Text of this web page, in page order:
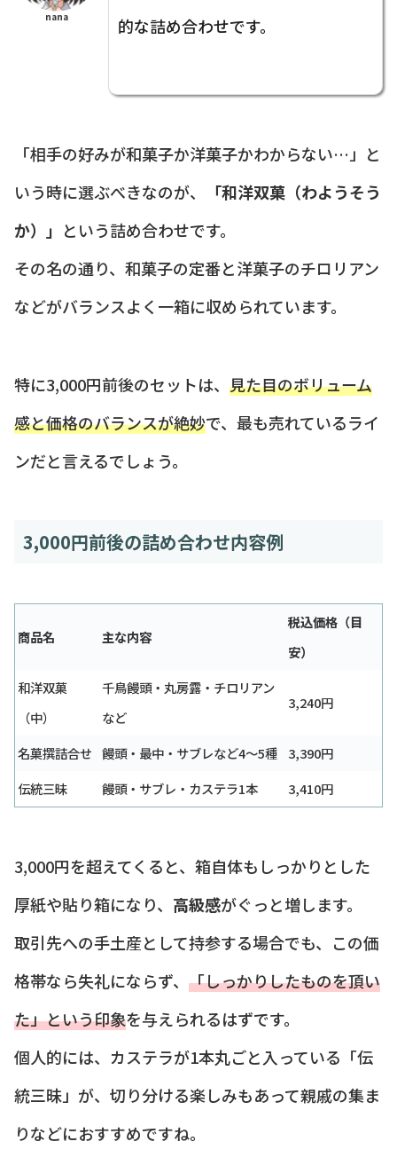
nana
的な詰め合わせです。
「相手の好みが和菓子か洋菓子かわからない…」と
いう時に選ぶべきなのが、
「和洋双菓（わようそう
か）」 という詰め合わせです。
その名の通り、和菓子の定番と洋菓子のチロリアン
などがバランスよく一箱に収められています。
特に3,000円前後のセットは、 見た目のボリューム
感と価格のバランスが絶妙で、最も売れているライ
ンだと言えるでしょう。
3,000円前後の詰め合わせ内容例
商品名 主な内容
税込価格（目
安）
和洋双菓
（中）
千鳥饅頭・丸房露・チロリアン
など
3,240円
名菓撰詰合せ 饅頭・最中・サブレなど4〜5種
3,390円
伝統三昧
饅頭・サブレ・カステラ1本 3,410円
3,000円を超えてくると、箱自体もしっかりとした
厚紙や貼り箱になり、 高級感がぐっと増します。
取引先への手土産として持参する場合でも、この価
格帯なら失礼にならず、 「しっかりしたものを頂い
た」という印象を与えられるはずです。
個人的には、カステラが1本丸ごと入っている「伝
統三昧」が、切り分ける楽しみもあって親戚の集ま
りなどにおすすめですね。